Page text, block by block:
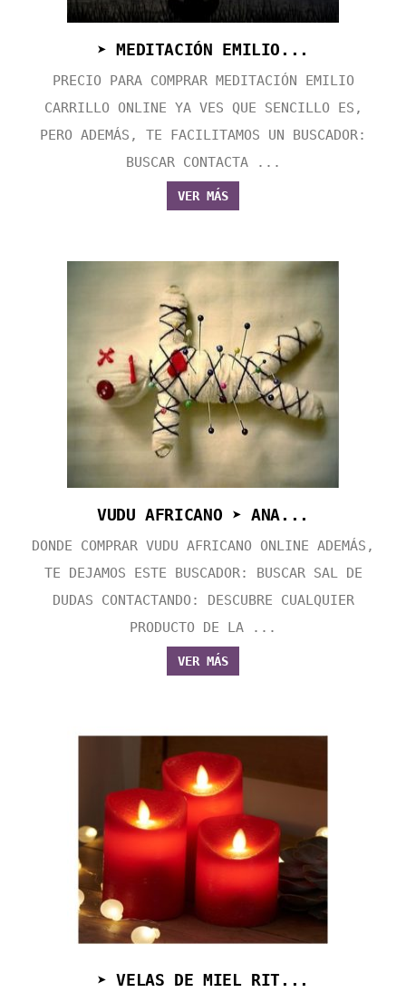
➤ MEDITACIÓN EMILIO...
PRECIO PARA COMPRAR MEDITACIÓN EMILIO
CARRILLO ONLINE YA VES QUE SENCILLO ES,
PERO ADEMÁS, TE FACILITAMOS UN BUSCADOR:
BUSCAR CONTACTA ...
VER MÁS
VUDU AFRICANO ➤ ANA...
DONDE COMPRAR VUDU AFRICANO ONLINE ADEMÁS,
TE DEJAMOS ESTE BUSCADOR: BUSCAR SAL DE
DUDAS CONTACTANDO: DESCUBRE CUALQUIER
PRODUCTO DE LA ...
VER MÁS
➤ VELAS DE MIEL RIT...